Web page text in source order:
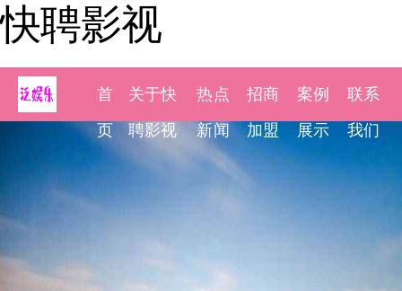
快聘影视
首
页
关于快
聘影视
热点
新闻
招商
加盟
案例
展示
联系
我们